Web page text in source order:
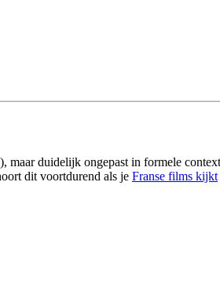
duidelijk ongepast in formele
dit voortdurend als je Franse films kijkt